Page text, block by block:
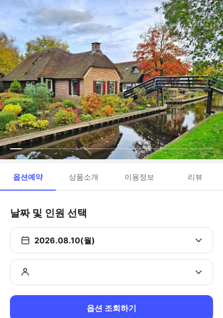
옵션예약 상품소개 이용정보 리뷰
날짜 및 인원 선택
2026.08.10(월)
옵션 조회하기